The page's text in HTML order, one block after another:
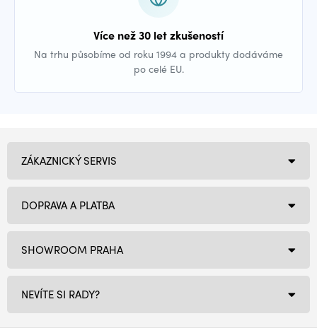
Více než 30 let zkušeností
Na trhu působíme od roku 1994 a produkty dodáváme
po celé EU.
SHOWROOM PRAHA
NEVÍTE SI RADY?
ZÁKAZNICKÝ SERVIS
DOPRAVA A PLATBA